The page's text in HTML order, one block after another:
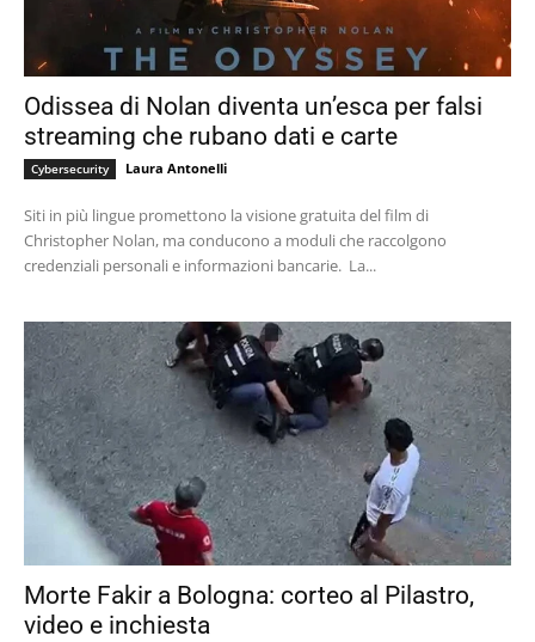
Odissea di Nolan diventa un’esca per falsi
streaming che rubano dati e carte
Cybersecurity Laura Antonelli
Siti in più lingue promettono la visione gratuita del film di
Christopher Nolan, ma conducono a moduli che raccolgono
credenziali personali e informazioni bancarie. La...
Morte Fakir a Bologna: corteo al Pilastro,
video e inchiesta